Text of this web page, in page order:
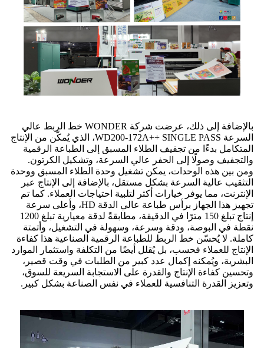
بالإضافة إلى ذلك، عرضت شركة WONDER خط الربط عالي
السرعة WD200-172A++ SINGLE PASS، الذي يُمكّن من الإنتاج
المتكامل بدءًا من تجفيف الطلاء المسبق إلى الطباعة الرقمية
والتجفيف وصولًا إلى الحفر عالي السرعة، وتشكيل الكرتون.
ومن بين هذه الوحدات، يمكن تشغيل وحدة الطلاء المسبق ووحدة
التثقيب عالية السرعة بشكل مستقل، بالإضافة إلى الإنتاج عبر
الإنترنت، مما يوفر خيارات أكثر لتلبية احتياجات العملاء. كما تم
تجهيز هذا الجهاز برأس طباعة عالي الدقة HD، وأعلى سرعة
إنتاج تبلغ 150 مترًا في الدقيقة، مطابقةً لدقة معيارية تبلغ 1200
نقطة في البوصة، ودقة وسرعة، وسهولة في التشغيل، وأتمتة
كاملة. لا يُحسّن خط الربط للطباعة الرقمية الصناعية هذا كفاءة
الإنتاج للعملاء فحسب، بل يُقلل أيضًا من التكلفة واستثمار الموارد
البشرية، ويُمكنه إكمال عدد كبير من الطلبات في وقت قصير،
وتحسين كفاءة الإنتاج والقدرة على الاستجابة السريعة للسوق،
وتعزيز القدرة التنافسية للعملاء في نفس الصناعة بشكل كبير.